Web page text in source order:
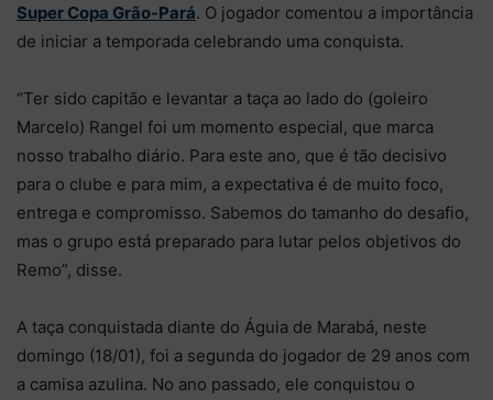
Super Copa Grão-Pará. O jogador comentou a importância
de iniciar a temporada celebrando uma conquista.
“Ter sido capitão e levantar a taça ao lado do (goleiro
Marcelo) Rangel foi um momento especial, que marca
nosso trabalho diário. Para este ano, que é tão decisivo
para o clube e para mim, a expectativa é de muito foco,
entrega e compromisso. Sabemos do tamanho do desafio,
mas o grupo está preparado para lutar pelos objetivos do
Remo”, disse.
A taça conquistada diante do Águia de Marabá, neste
domingo (18/01), foi a segunda do jogador de 29 anos com
a camisa azulina. No ano passado, ele conquistou o